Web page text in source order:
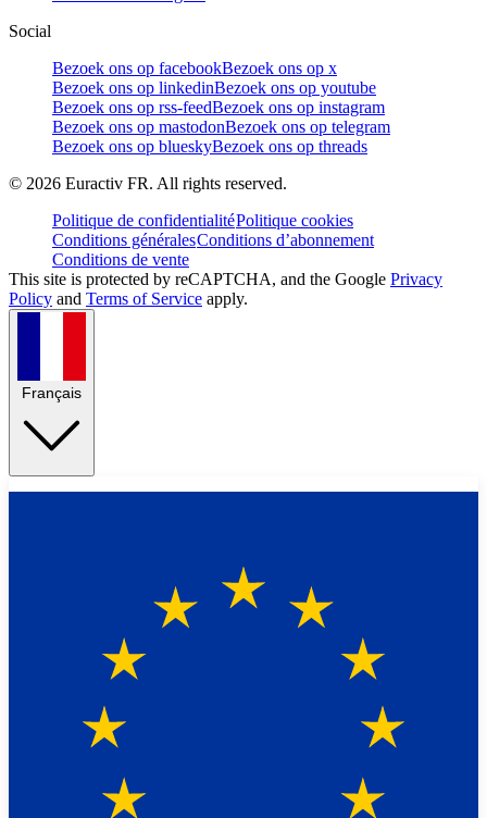
Social
Bezoek ons op facebookBezoek ons op x
Bezoek ons op linkedinBezoek ons op youtube
Bezoek ons op rss-feedBezoek ons op instagram
Bezoek ons op mastodonBezoek ons op telegram
Bezoek ons op blueskyBezoek ons op threads
© 2026 Euractiv FR. All rights reserved.
Politique de confidentialitéPolitique cookies
Conditions généralesConditions d’abonnement
Conditions de vente
This site is protected by reCAPTCHA, and the Google Privacy
Policy and Terms of Service apply.
Français